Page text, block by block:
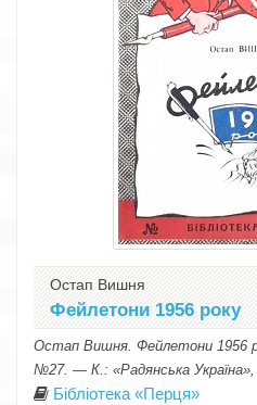
Остап Вишня
Фейлетони 1956 року
Остап Вишня. Фейлетони 1956
№27. — К.: «Радянська Україна»,
Бібліотека «Перця»